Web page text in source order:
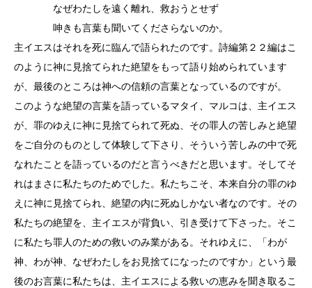
なぜわたしを遠く離れ、救おうとせず
呻きも言葉も聞いてくださらないのか。
主イエスはそれを死に臨んで語られたのです。詩編第２２編はこ
のように神に見捨てられた絶望をもって語り始められています
が、最後のところは神への信頼の言葉となっているのですが。
このような絶望の言葉を語っているマタイ、マルコは、主イエス
が、罪のゆえに神に見捨てられて死ぬ、その罪人の苦しみと絶望
をご自分のものとして体験して下さり、そういう苦しみの中で死
なれたことを語っているのだと言うべきだと思います。そしてそ
れはまさに私たちのためでした。私たちこそ、本来自分の罪のゆ
えに神に見捨てられ、絶望の内に死ぬしかない者なのです。その
私たちの絶望を、主イエスが背負い、引き受けて下さった。そこ
に私たち罪人のための救いのみ業がある。それゆえに、「わが
神、わが神、なぜわたしをお見捨てになったのですか」という最
後のお言葉に私たちは、主イエスによる救いの恵みを聞き取るこ